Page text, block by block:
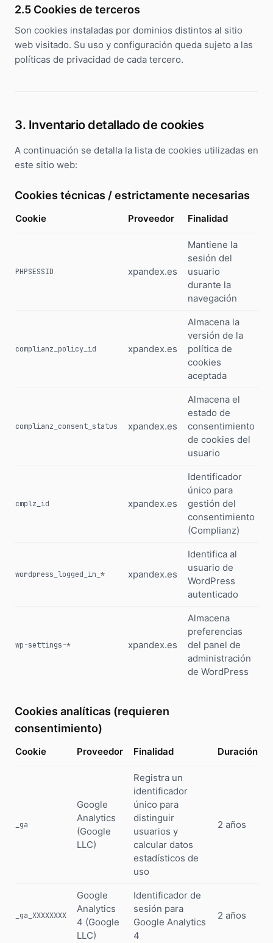
2.5 Cookies de terceros
Son cookies instaladas por dominios distintos al sitio
web visitado. Su uso y configuración queda sujeto a las
políticas de privacidad de cada tercero.
3. Inventario detallado de cookies
A continuación se detalla la lista de cookies utilizadas en
este sitio web:
Cookies técnicas / estrictamente necesarias
Cookie Proveedor Finalidad
PHPSESSID xpandex.es
Mantiene la
sesión del
usuario
durante la
navegación
complianz_policy_id xpandex.es
Almacena la
versión de la
política de
cookies
aceptada
complianz_consent_status xpandex.es
Almacena el
estado de
consentimiento
de cookies del
usuario
cmplz_id xpandex.es
Identificador
único para
gestión del
consentimiento
(Complianz)
wordpress_logged_in_* xpandex.es
Identifica al
usuario de
WordPress
autenticado
wp-settings-* xpandex.es
Almacena
preferencias
del panel de
administración
de WordPress
Cookies analíticas (requieren
consentimiento)
Cookie Proveedor Finalidad Duración
_ga
Google
Analytics
(Google
LLC)
Registra un
identificador
único para
distinguir
usuarios y
calcular datos
estadísticos de
uso
2 años
_ga_XXXXXXXX
Google
Analytics
4 (Google
LLC)
Identificador de
sesión para
Google Analytics
4
2 años